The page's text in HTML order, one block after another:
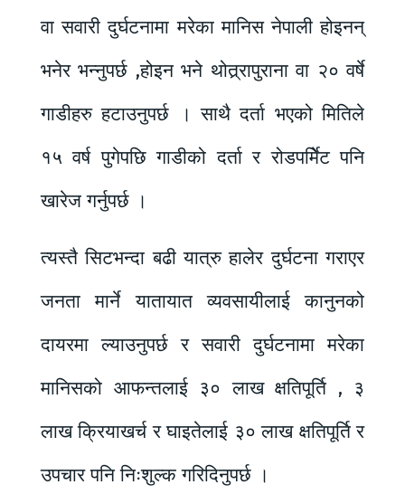
वा सवारी दुर्घटनामा मरेका मानिस नेपाली होइनन्
भनेर भन्नुपर्छ ,होइन भने थोत्र्रापुराना वा २० वर्षे
गाडीहरु हटाउनुपर्छ । साथै दर्ता भएको मितिले
१५ वर्ष पुगेपछि गाडीको दर्ता र रोडपर्मिेट पनि
खारेज गर्नुपर्छ ।
त्यस्तै सिटभन्दा बढी यात्रु हालेर दुर्घटना गराएर
जनता मार्ने यातायात व्यवसायीलाई कानुनको
दायरमा ल्याउनुपर्छ र सवारी दुर्घटनामा मरेका
मानिसको आफन्तलाई ३० लाख क्षतिपूर्ति , ३
लाख क्रियाखर्च र घाइतेलाई ३० लाख क्षतिपूर्ति र
उपचार पनि निःशुल्क गरिदिनुपर्छ ।